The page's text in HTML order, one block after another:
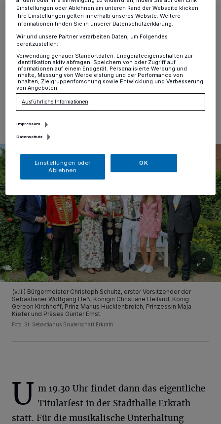
Alt-Erkrath·Die St. Sebastianus Bruderschaft Erkrath
feiert diesen Samstag ihr traditionelles Titularfest.
Gestartet wird um um 17 Uhr mit der Messe in St.
Johannes zelebriert von dem neuen Präses Pater
George Njonge. Musikalisch gestaltet wird die Messe
vom Musikverein der Eintracht Olsberg.
17.01.2024 , 12:10 Uhr
(v.li.) Bürgermeister Christoph Schultz, erster Vorsitzender der
Sebastianer Wolfgang Heß, Königin Christiane Heiland, König
Gereon Kirchhoff, Prinz Marius Hucklenbroich, Prinzessin Maja
Kiefer und Präses Günter Ernst.
Foto: St. Sebastianus Bruderschaft Erkrath
U m 19.30 Uhr findet dann das eigentliche
Titularfest in der Stadthalle Erkrath
statt. Für die musikalische Unterhaltung
Einstellungen oder Ablehnen am unteren Rand der Webseite klicken.
Ihre Einstellungen gelten innerhalb unseres Website. Weitere
Informationen finden Sie in unserer Datenschutzerklärung.
Wir und unsere Partner verarbeiten Daten, um Folgendes
bereitzustellen:
Verwendung genauer Standortdaten. Endgeräteeigenschaften zur
Identifikation aktiv abfragen. Speichern von oder Zugriff auf
Informationen auf einem Endgerät. Personalisierte Werbung und
Inhalte, Messung von Werbeleistung und der Performance von
Inhalten, Zielgruppenforschung sowie Entwicklung und Verbesserung
von Angeboten.
Ausführliche Informationen
Impressum
Datenschutz
Einstellungen oder
Ablehnen
OK